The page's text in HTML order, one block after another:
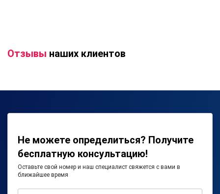
Отзывы наших клиентов
Не можете определиться? Получите
бесплатную консультацию!
Оставьте свой номер и наш специалист свяжется с вами в
ближайшее время